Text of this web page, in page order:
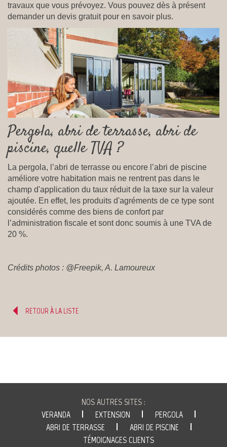
travaux que vous prévoyez. Vous pouvez dès à présent
demander un devis gratuit pour en savoir plus.
Pergola, abri de terrasse, abri de
piscine, quelle TVA ?
La pergola, l’abri de terrasse ou encore l’abri de piscine
améliore votre habitation mais ne rentrent pas dans le
champ d'application du taux réduit de la taxe sur la valeur
ajoutée. En effet, les produits d'agréments de ce type sont
considérés comme des biens de confort par
l’administration fiscale et sont donc soumis à une TVA de
20 %.
Crédits photos : @Freepik, A. Lamoureux
RETOUR À LA LISTE
VOIR
GUSTAVE
L'ENTREPRISE
NOS AUTRES SITES :
VERANDA
EXTENSION
PERGOLA
ABRI DE TERRASSE
ABRI DE PISCINE
TÉMOIGNAGES CLIENTS